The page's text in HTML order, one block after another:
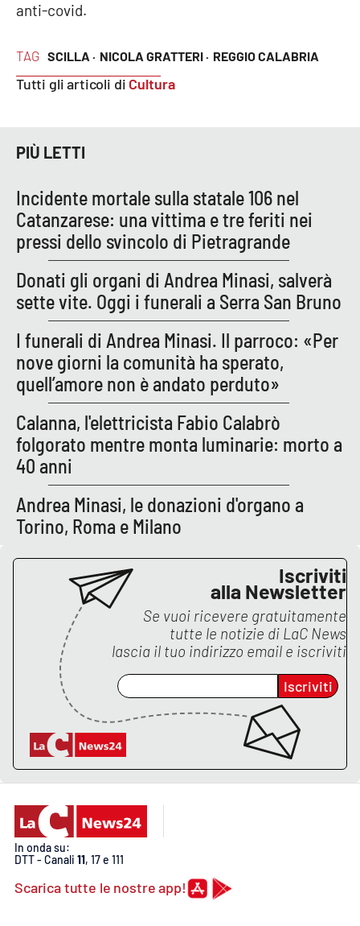
Lacapitalenews.it
Ilreggino.it
Cosenzachannel.it
APP
Android
Apple
TAG SCILLA · NICOLA GRATTERI · REGGIO CALABRIA
Tutti gli articoli di Cultura
anti-covid.
PIÙ LETTI
Incidente mortale sulla statale 106 nel
Catanzarese: una vittima e tre feriti nei
pressi dello svincolo di Pietragrande
Donati gli organi di Andrea Minasi, salverà
sette vite. Oggi i funerali a Serra San Bruno
I funerali di Andrea Minasi. Il parroco: «Per
nove giorni la comunità ha sperato,
quell’amore non è andato perduto»
Calanna, l'elettricista Fabio Calabrò
folgorato mentre monta luminarie: morto a
40 anni
Andrea Minasi, le donazioni d'organo a
Torino, Roma e Milano
Iscriviti
alla Newsletter
Se vuoi ricevere gratuitamente
tutte le notizie di LaC News
lascia il tuo indirizzo email e iscriviti
Iscriviti
In onda su:
DTT - Canali 11, 17 e 111
Scarica tutte le nostre app!